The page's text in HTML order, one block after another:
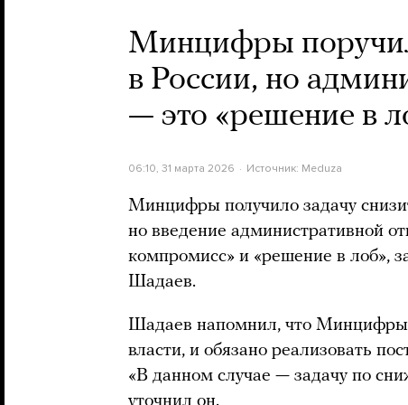
Минцифры
в России, но
— это «решение в
06:10, 31 марта 2026 Источник: Meduza
Минцифры получило задачу
но введение административной
компромисс» и «решение в лоб»,
Шадаев.
Шадаев напомнил, что Минцифры
власти, и обязано реализовать
«В данном случае — задачу по
уточнил он.